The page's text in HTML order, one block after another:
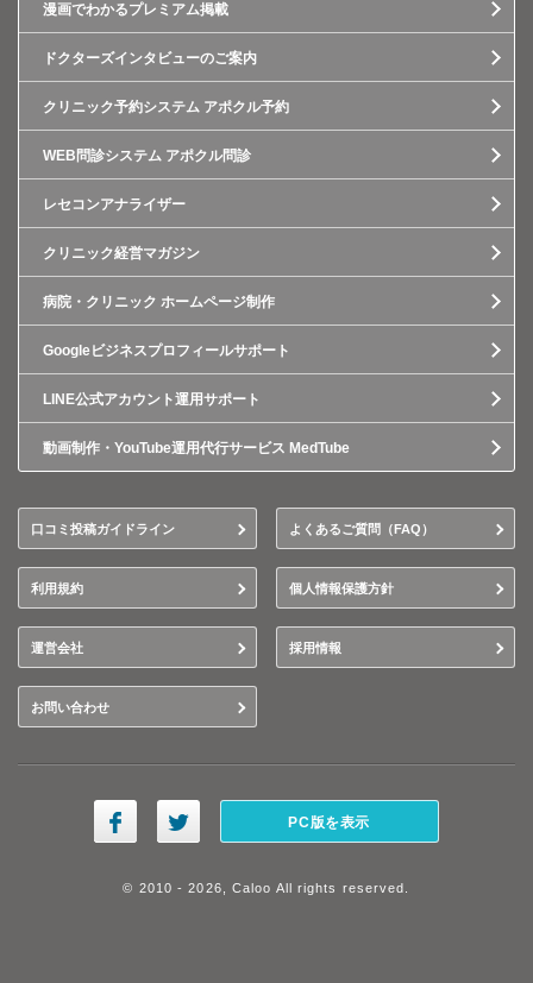
漫画でわかるプレミアム掲載
ドクターズインタビューのご案内
クリニック予約システム アポクル予約
WEB問診システム アポクル問診
レセコンアナライザー
クリニック経営マガジン
病院・クリニック ホームページ制作
Googleビジネスプロフィールサポート
LINE公式アカウント運用サポート
動画制作・YouTube運用代行サービス MedTube
口コミ投稿ガイドライン よくあるご質問（FAQ）
利用規約 個人情報保護方針
運営会社 採用情報
お問い合わせ
PC版を表示
© 2010 - 2026, Caloo All rights reserved.